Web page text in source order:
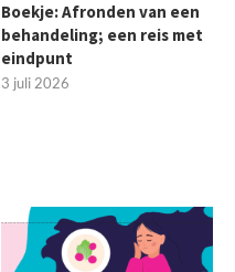
Boekje: Afronden van een
behandeling; een reis met
eindpunt
3 juli 2026